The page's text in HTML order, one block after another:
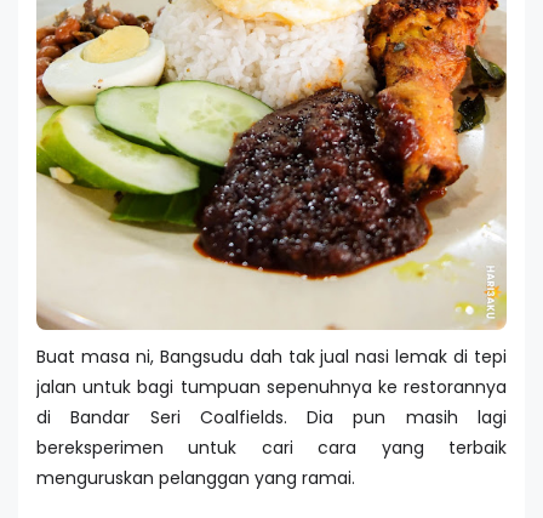
Buat masa ni, Bangsudu dah tak jual nasi lemak di tepi
jalan untuk bagi tumpuan sepenuhnya ke restorannya
di Bandar Seri Coalfields. Dia pun masih lagi
bereksperimen untuk cari cara yang terbaik
menguruskan pelanggan yang ramai.